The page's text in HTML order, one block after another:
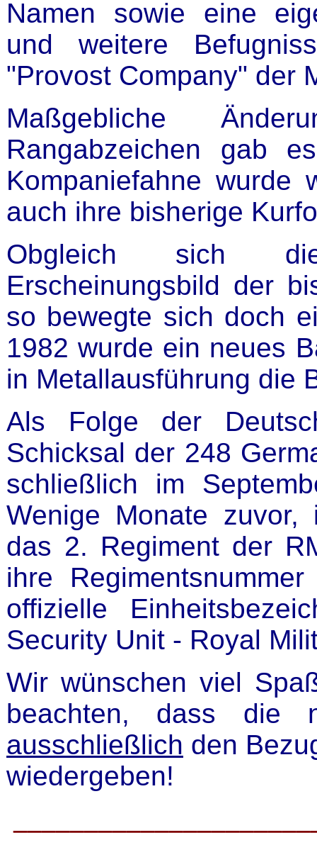
Namen sowie eine
und weitere
"Provost Company" der
Maßgebliche
Rangabzeichen gab
Kompaniefahne wurde
auch ihre bisherige
Obgleich sich
Erscheinungsbild der
so bewegte sich doch
1982 wurde ein neues
in Metallausführung die
Als Folge der
Schicksal der 248
schließlich im
Wenige Monate
das 2. Regiment der
ihre
offizielle
Security Unit - Royal
Wir wünschen viel
beachten, dass die
ausschließlich den
wiedergeben!